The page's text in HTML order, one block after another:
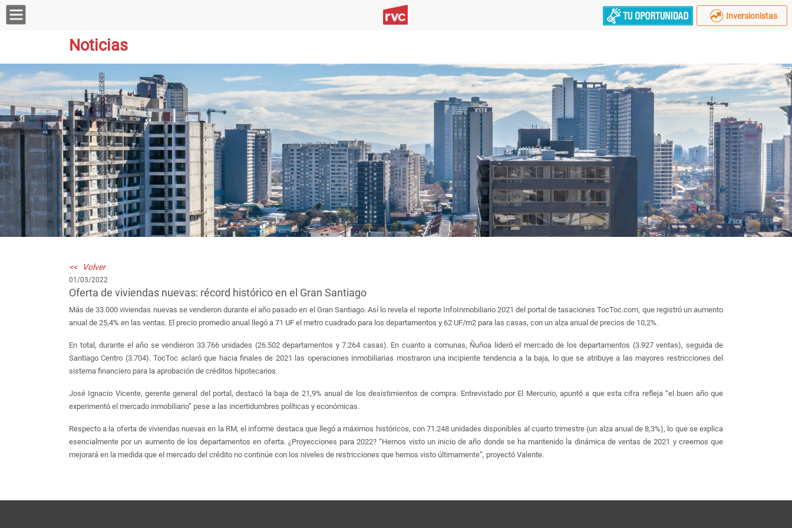
Inversionistas
Noticias
<< Volver
01/03/2022
Oferta de viviendas nuevas: récord histórico en el Gran Santiago
Más de 33.000 viviendas nuevas se vendieron durante el año pasado en el Gran Santiago. Así lo revela el reporte InfoInmobiliario 2021 del portal de tasaciones TocToc.com, que registró un aumento
anual de 25,4% en las ventas. El precio promedio anual llegó a 71 UF el metro cuadrado para los departamentos y 62 UF/m2 para las casas, con un alza anual de precios de 10,2%.
En total, durante el año se vendieron 33.766 unidades (26.502 departamentos y 7.264 casas). En cuanto a comunas, Ñuñoa lideró el mercado de los departamentos (3.927 ventas), seguida de
Santiago Centro (3.704). TocToc aclaró que hacia finales de 2021 las operaciones inmobiliarias mostraron una incipiente tendencia a la baja, lo que se atribuye a las mayores restricciones del
sistema financiero para la aprobación de créditos hipotecarios.
José Ignacio Vicente, gerente general del portal, destacó la baja de 21,9% anual de los desistimientos de compra. Entrevistado por El Mercurio, apuntó a que esta cifra refleja “el buen año que
experimentó el mercado inmobiliario” pese a las incertidumbres políticas y económicas.
Respecto a la oferta de viviendas nuevas en la RM, el informe destaca que llegó a máximos históricos, con 71.248 unidades disponibles al cuarto trimestre (un alza anual de 8,3%), lo que se explica
esencialmente por un aumento de los departamentos en oferta. ¿Proyecciones para 2022? “Hemos visto un inicio de año donde se ha mantenido la dinámica de ventas de 2021 y creemos que
mejorará en la medida que el mercado del crédito no continúe con los niveles de restricciones que hemos visto últimamente”, proyectó Valente.